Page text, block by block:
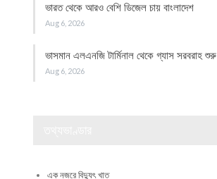
ভারত থেকে আরও বেশি ডিজেল চায় বাংলাদেশ
Aug 6, 2026
ভাসমান এলএনজি টার্মিনাল থেকে গ্যাস সরবরাহ শুরু
Aug 6, 2026
এক নজরে বিদ্যুৎ খাত